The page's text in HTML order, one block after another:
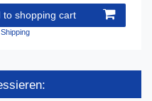
to shopping cart
Shipping